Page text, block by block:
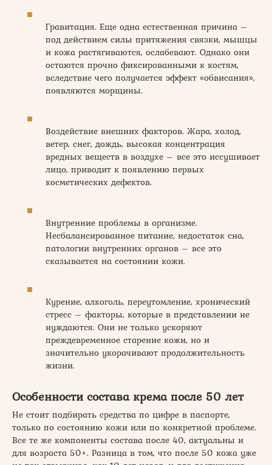
Гравитация. Еще одна естественная причина –
под действием силы притяжения связки, мышцы
и кожа растягиваются, ослабевают. Однако они
остаются прочно фиксированными к костям,
вследствие чего получается эффект «обвисания»,
появляются морщины.
Воздействие внешних факторов. Жара, холод,
ветер, снег, дождь, высокая концентрация
вредных веществ в воздухе – все это иссушивает
лицо, приводит к появлению первых
косметических дефектов.
Внутренние проблемы в организме.
Несбалансированное питание, недостаток сна,
патологии внутренних органов – все это
сказывается на состоянии кожи.
Курение, алкоголь, переутомление, хронический
стресс – факторы, которые в представлении не
нуждаются. Они не только ускоряют
преждевременное старение кожи, но и
значительно укорачивают продолжительность
жизни.
Особенности состава крема после 50 лет
Не стоит подбирать средства по цифре в паспорте,
только по состоянию кожи или по конкретной проблеме.
Все те же компоненты состава после 40, актуальны и
для возраста 50+. Разница в том, что после 50 кожа уже